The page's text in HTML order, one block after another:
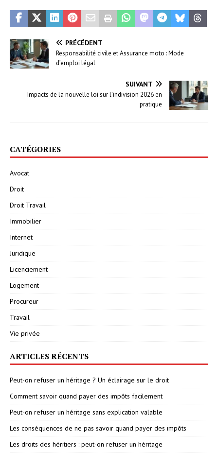
PRÉCÉDENT
Responsabilité civile et Assurance moto : Mode
d’emploi légal
SUIVANT
Impacts de la nouvelle loi sur l’indivision 2026 en
pratique
CATÉGORIES
Avocat
Droit
Droit Travail
Immobilier
Internet
Juridique
Licenciement
Logement
Procureur
Travail
Vie privée
ARTICLES RÉCENTS
Peut-on refuser un héritage ? Un éclairage sur le droit
Comment savoir quand payer des impôts facilement
Peut-on refuser un héritage sans explication valable
Les conséquences de ne pas savoir quand payer des impôts
Les droits des héritiers : peut-on refuser un héritage